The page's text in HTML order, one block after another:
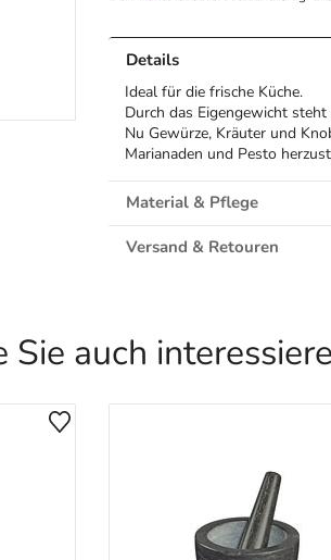
Details
Ideal für die frische Küche.
Durch das Eigengewicht
Nu Gewürze, Kräuter und
Marianaden und Pesto
Material & Pflege
Versand & Retouren
Sie auch